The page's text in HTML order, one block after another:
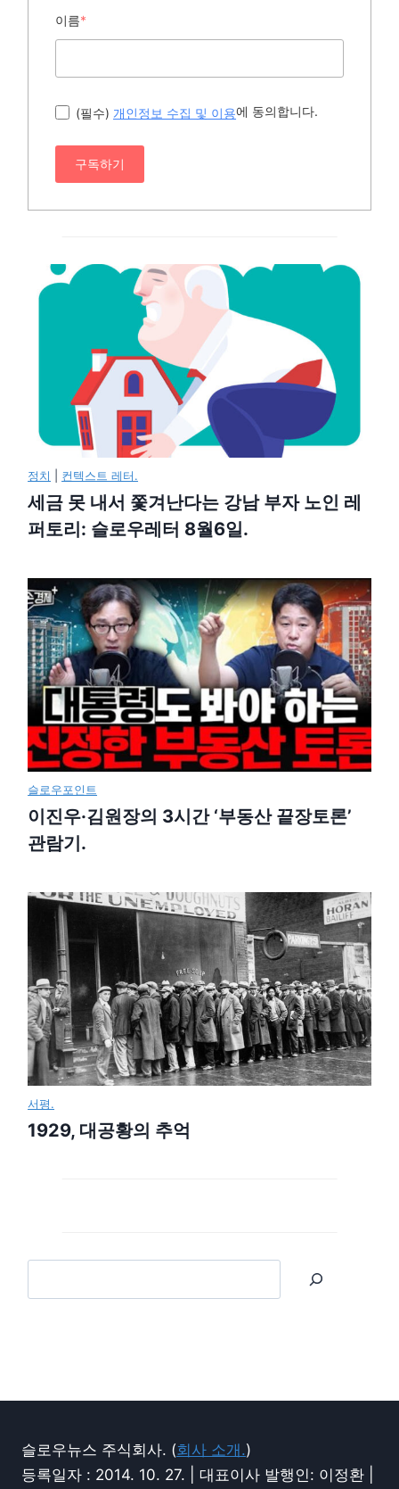
이름*
(필수) 개인정보 수집 및 이용에 동의합니다.
구독하기
정치 컨텍스트 레터.
세금 못 내서 쫓겨난다는 강남 부자 노인 레
퍼토리: 슬로우레터 8월6일.
슬로우포인트
이진우·김원장의 3시간 ‘부동산 끝장토론’
관람기.
서평.
1929, 대공황의 추억
슬로우뉴스 주식회사. (회사 소개.)
등록일자 : 2014. 10. 27. | 대표이사 발행인: 이정환 |